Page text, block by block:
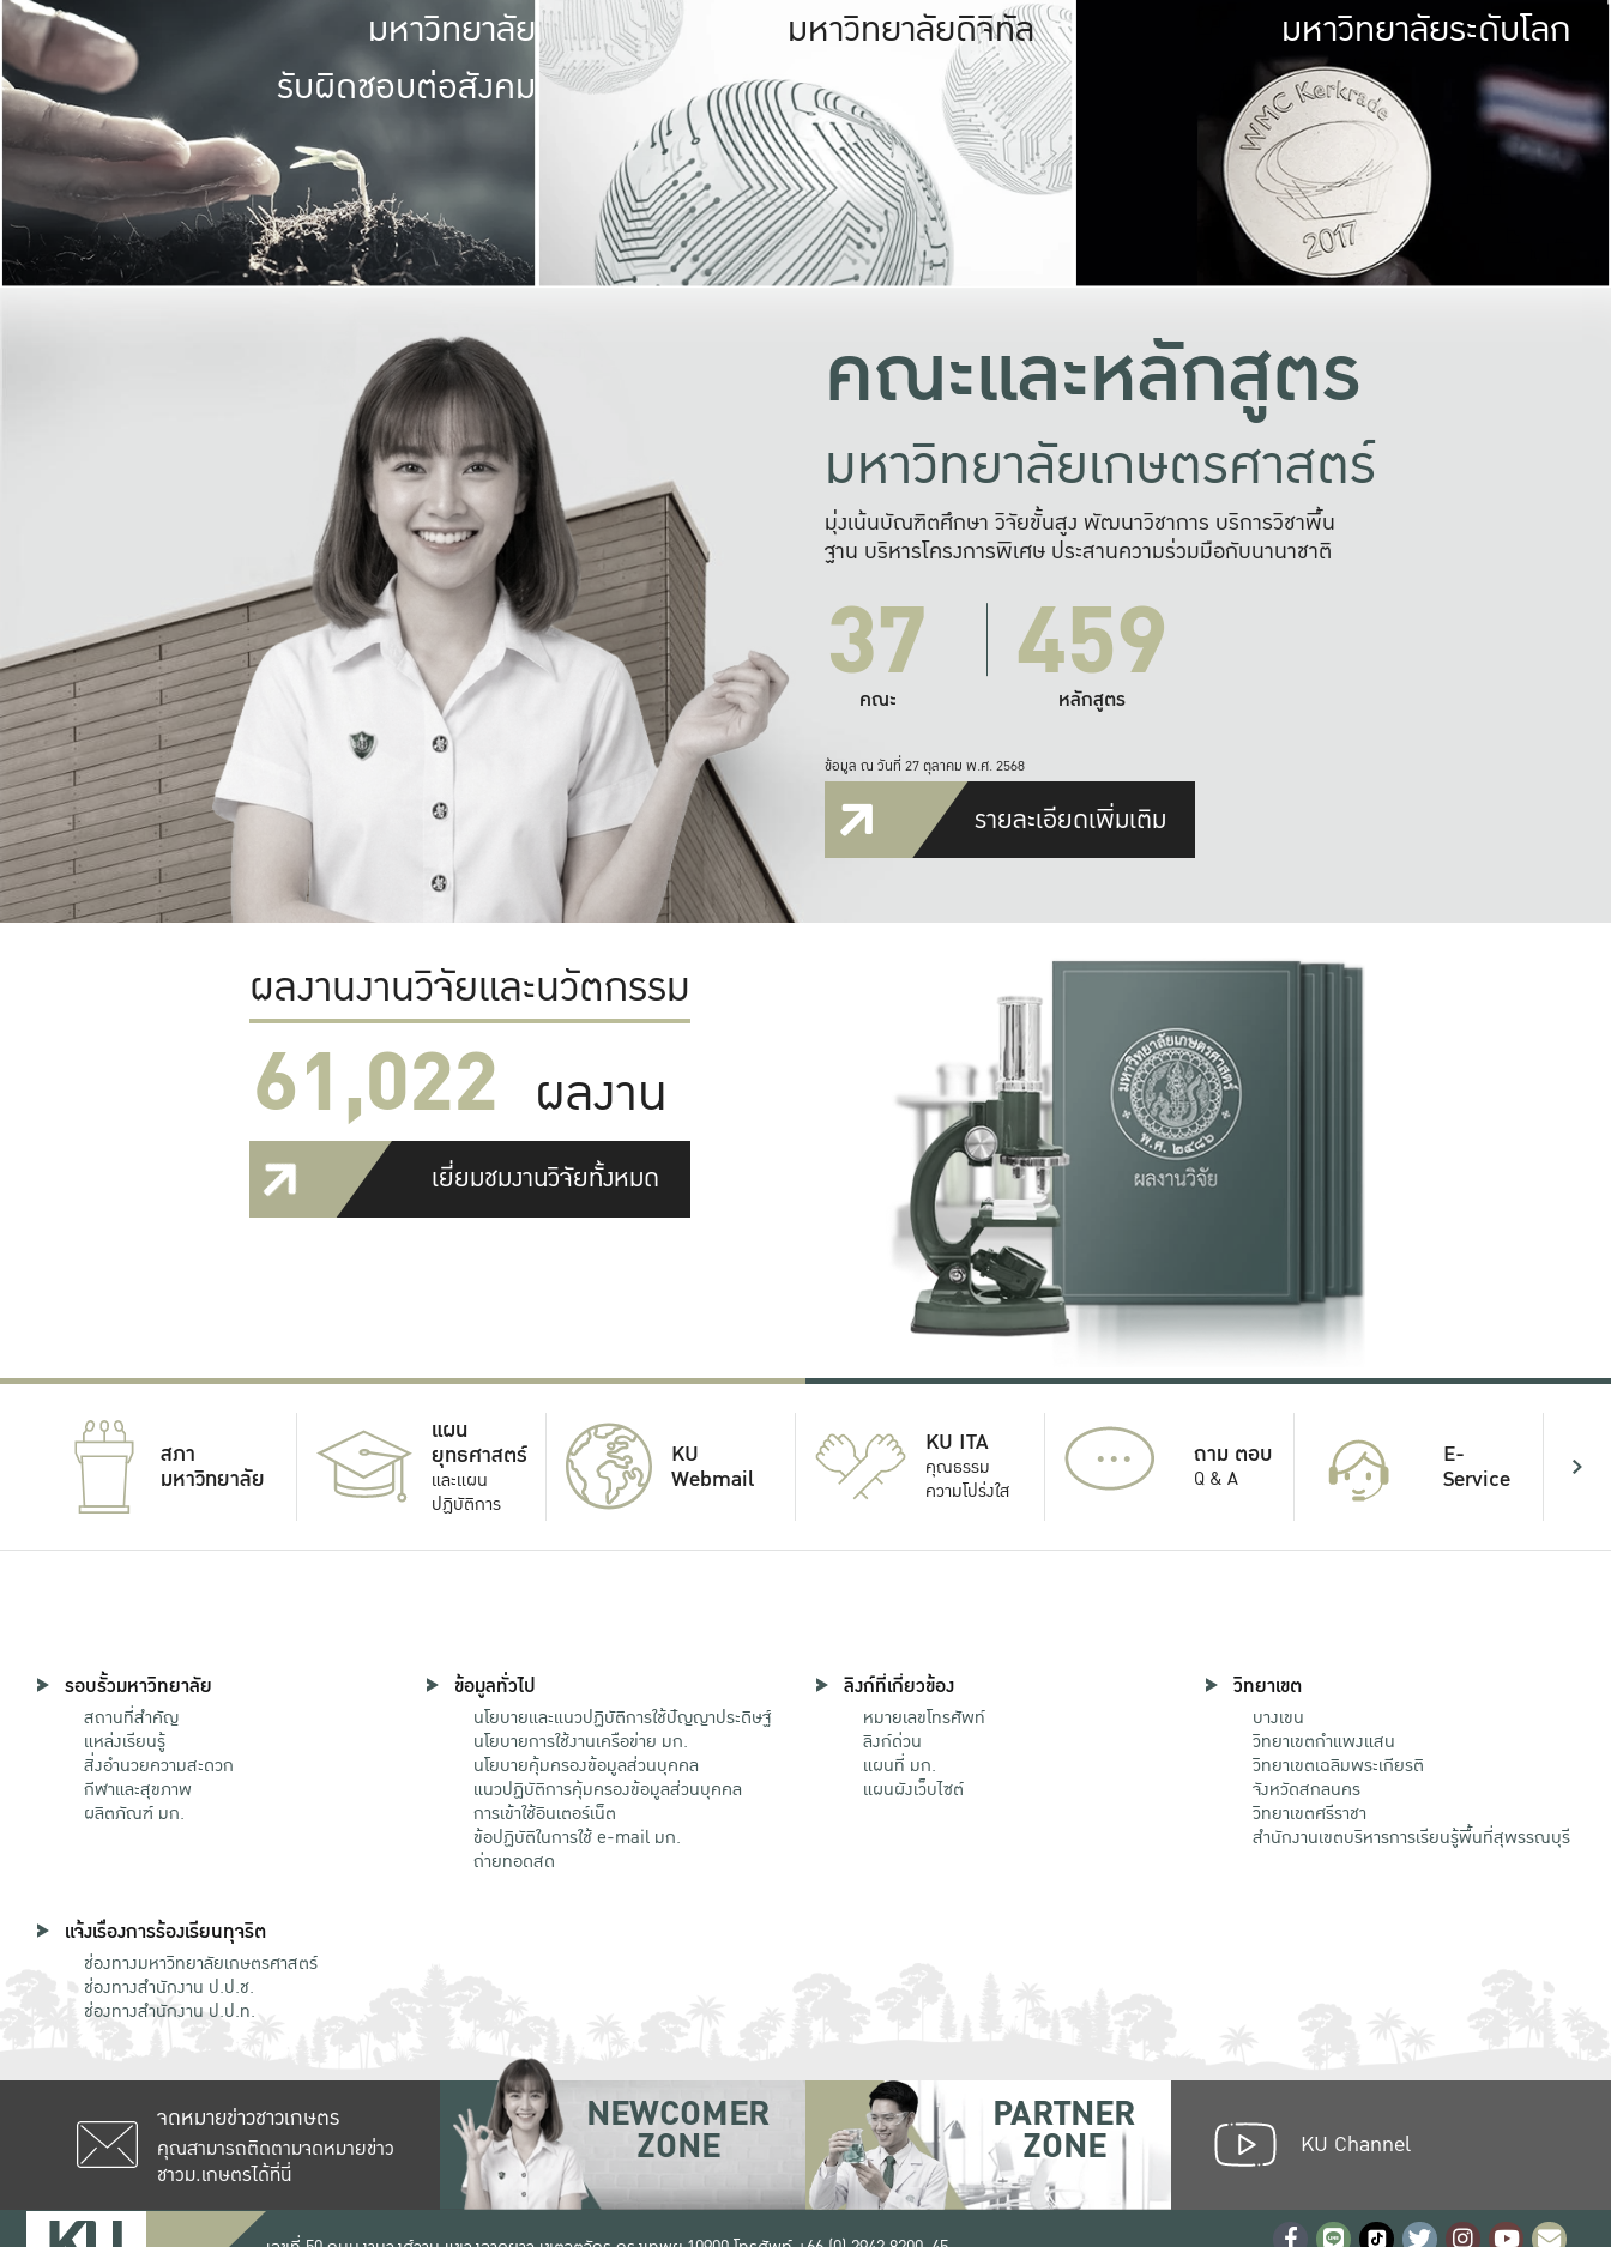
มหาวิทยาลัย
รับผิดชอบต่อสังคม
มหาวิทยาลัยรับผิดชอบต่อสังคม
ร่วมมือกับชุมชน เพื่อความกินดีอยู่ดี
และความสุขอย่างยั่งยืน
มองปัญหาในภาพกว้าง
แก้ไขจากปัญหาจุดเล็กๆ
มหาวิทยาลัยดิจิทัล มหาวิทยา
พร้อมที่จ
และผลักดันในการใช้ระบบส
เพื่อการทำงานแ
มหาวิทยาลัยระดับโลก
คณะและหลักสูตร
มหาวิทยาลัยเกษตรศาสตร์
มุ่งเน้นบัณฑิตศึกษา วิจัยขั้นสูง พัฒนาวิชาการ บริการวิชาพื้น
ฐาน บริหารโครงการพิเศษ ประสานความร่วมมือกับนานาชาติ
37
คณะ 459
หลักสูตร
ข้อมูล ณ วันที่ 27 ตุลาคม พ.ศ. 2568
รายละเอียดเพิ่มเติม
ผลงานงานวิจัยและนวัตกรรม
61,022 ผลงาน
เยี่ยมชมงานวิจัยทั้งหมด
สภา
มหาวิทยาลัย
แผน
ยุทธศาสตร์
และแผน
ปฏิบัติการ
KU
Webmail
KU ITA
คุณธรรม
ความโปร่งใส
... ถาม ตอบ
Q & A
E-
Service
รอบรั้วมหาวิทยาลัย
สถานที่สำคัญ
แหล่งเรียนรู้
สิ่งอำนวยความสะดวก
กีฬาและสุขภาพ
ผลิตภัณฑ์ มก.
ข้อมูลทั่วไป
นโยบายและแนวปฏิบัติการใช้ปัญญาประดิษฐ์
นโยบายการใช้งานเครือข่าย มก.
นโยบายคุ้มครองข้อมูลส่วนบุคคล
แนวปฏิบัติการคุ้มครองข้อมูลส่วนบุคคล
การเข้าใช้อินเตอร์เน็ต
ข้อปฏิบัติในการใช้ e-mail มก.
ถ่ายทอดสด
ลิงก์ที่เกี่ยวข้อง
หมายเลขโทรศัพท์
ลิงก์ด่วน
แผนที่ มก.
แผนผังเว็บไซต์
วิทยาเขต
บางเขน
วิทยาเขตกําแพงแสน
วิทยาเขตเฉลิมพระเกียรติ
จังหวัดสกลนคร
วิทยาเขตศรีราชา
สำนักงานเขตบริหารการเรียนรู้พื้นที่สุพรรณบุรี
แจ้งเรื่องการร้องเรียนทุจริต
ช่องทางมหาวิทยาลัยเกษตรศาสตร์
ช่องทางสำนักงาน ป.ป.ช.
ช่องทางสำนักงาน ป.ป.ท.
จดหมายข่าวชาวเกษตร
คุณสามารถติดตามจดหมายข่าว
ชาวม.เกษตรได้ที่นี่
NEWCOMER
ZONE
PARTNER
ZONE KU Channel